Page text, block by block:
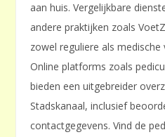
aan huis. Vergelijkbare
andere praktijken zoals
zowel reguliere als
Online platforms zoals
bieden een uitgebreider
Stadskanaal, inclusief
contactgegevens. Vind de